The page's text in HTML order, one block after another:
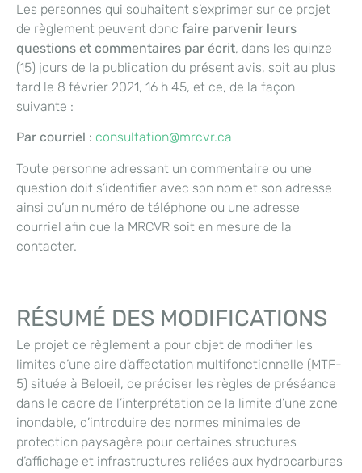
Les personnes qui souhaitent s’exprimer sur ce projet
de règlement peuvent donc faire parvenir leurs
questions et commentaires par écrit, dans les quinze
(15) jours de la publication du présent avis, soit au plus
tard le 8 février 2021, 16 h 45, et ce, de la façon
suivante :
Par courriel : consultation@mrcvr.ca
Toute personne adressant un commentaire ou une
question doit s’identifier avec son nom et son adresse
ainsi qu’un numéro de téléphone ou une adresse
courriel afin que la MRCVR soit en mesure de la
contacter.
RÉSUMÉ DES MODIFICATIONS
Le projet de règlement a pour objet de modifier les
limites d’une aire d’affectation multifonctionnelle (MTF-
5) située à Beloeil, de préciser les règles de préséance
dans le cadre de l’interprétation de la limite d’une zone
inondable, d’introduire des normes minimales de
protection paysagère pour certaines structures
d’affichage et infrastructures reliées aux hydrocarbures